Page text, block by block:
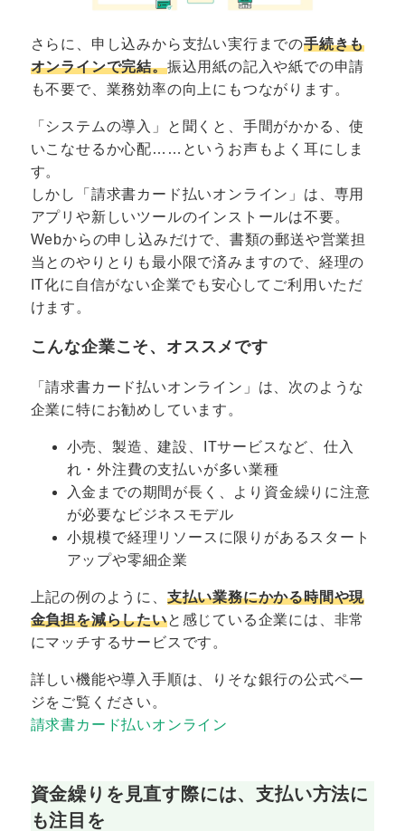
さらに、申し込みから支払い実行までの手続きも
オンラインで完結。振込用紙の記入や紙での申請
も不要で、業務効率の向上にもつながります。
「システムの導入」と聞くと、手間がかかる、使
いこなせるか心配……というお声もよく耳にしま
す。
しかし「請求書カード払いオンライン」は、専用
アプリや新しいツールのインストールは不要。
Webからの申し込みだけで、書類の郵送や営業担
当とのやりとりも最小限で済みますので、経理の
IT化に自信がない企業でも安心してご利用いただ
けます。
こんな企業こそ、オススメです
「請求書カード払いオンライン」は、次のような
企業に特にお勧めしています。
小売、製造、建設、ITサービスなど、仕入
れ・外注費の支払いが多い業種
入金までの期間が長く、より資金繰りに注意
が必要なビジネスモデル
小規模で経理リソースに限りがあるスタート
アップや零細企業
上記の例のように、 支払い業務にかかる時間や現
金負担を減らしたいと感じている企業には、非常
にマッチするサービスです。
詳しい機能や導入手順は、りそな銀行の公式ペー
ジをご覧ください。
請求書カード払いオンライン
資金繰りを見直す際には、支払い方法に
も注目を